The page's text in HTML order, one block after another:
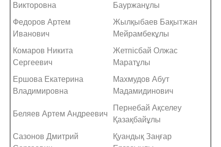
Викторовна
Бауржанұлы
Федоров Артем
Иванович
Жылқыбаев Бақытжан
Мейрамбекұлы
Комаров Никита
Сергеевич
Жетпісбай Олжас
Маратұлы
Ершова Екатерина
Владимировна
Махмудов Абут
Мадамидинович
Беляев Артем Андреевич
Пернебай Ақселеу
Қазақбайұлы
Сазонов Дмитрий
Қуандық Заңғар